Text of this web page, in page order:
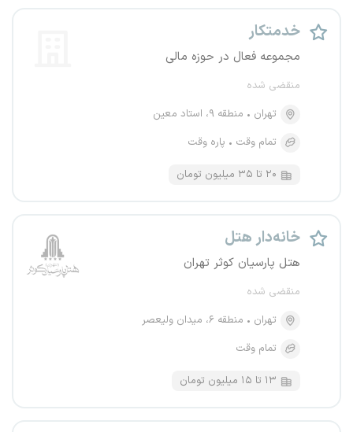
خدمتکار
مجموعه فعال در حوزه مالی
منقضی شده
تهران
منطقه ۹، استاد معین
تمام وقت
پاره وقت
۲۰ تا ۳۵ میلیون تومان
خانه‌دار هتل
هتل پارسیان کوثر تهران
منقضی شده
تهران
منطقه ۶، میدان ولیعصر
تمام وقت
۱۳ تا ۱۵ میلیون تومان